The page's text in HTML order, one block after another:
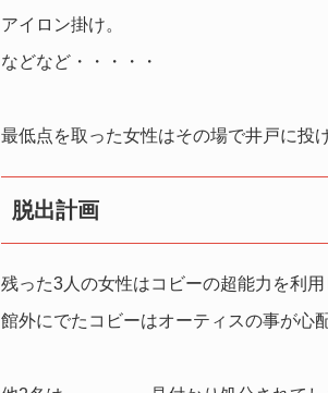
アイロン掛け。
などなど・・・・・
最低点を取った女性はその場で井戸に投
脱出計画
残った3人の女性はコビーの超能力を利
館外にでたコビーはオーティスの事が心